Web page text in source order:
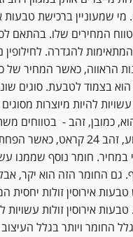
שמעוניין ברכישת טבעות
המחירים שלו. בהתאם
להגדרה. לחילופין
הראווה, כאשר המחיר של
הוא בצמוד לטבעת. סוגים
עשויות להיות מיוצרות
כמובן, זהב - בטווחים
היקר ביותר הוא, כידוע, זהב 24
במחיר. חומר נוסף שממנו
גם החומר הזה הוא יקר,
אירוסין זולות יחסית
אירוסין זולות עשויות
החומר ויותר בגלל העיצוב